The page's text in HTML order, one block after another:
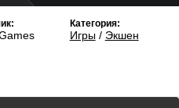
Категория:
Игры/ Экшен